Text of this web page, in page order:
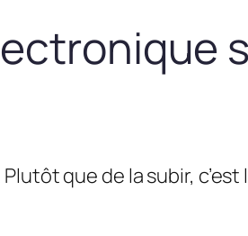
que de la subir,